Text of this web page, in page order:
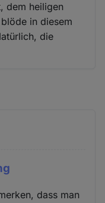
dem heiligen
in diesem
die
dass man